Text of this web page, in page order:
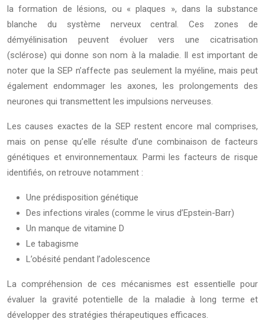
la formation de lésions, ou « plaques », dans la substance
blanche du système nerveux central. Ces zones de
démyélinisation peuvent évoluer vers une cicatrisation
(sclérose) qui donne son nom à la maladie. Il est important de
noter que la SEP n’affecte pas seulement la myéline, mais peut
également endommager les axones, les prolongements des
neurones qui transmettent les impulsions nerveuses.
Les causes exactes de la SEP restent encore mal comprises,
mais on pense qu’elle résulte d’une combinaison de facteurs
génétiques et environnementaux. Parmi les facteurs de risque
identifiés, on retrouve notamment :
Une prédisposition génétique
Des infections virales (comme le virus d’Epstein-Barr)
Un manque de vitamine D
Le tabagisme
L’obésité pendant l’adolescence
La compréhension de ces mécanismes est essentielle pour
évaluer la gravité potentielle de la maladie à long terme et
développer des stratégies thérapeutiques efficaces.